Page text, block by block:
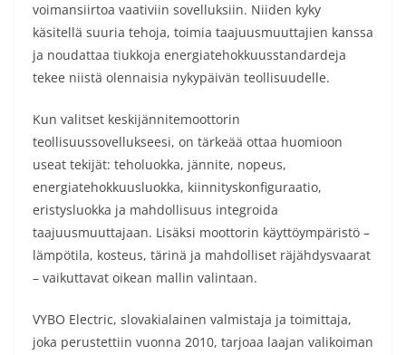
voimansiirtoa vaativiin sovelluksiin. Niiden kyky
käsitellä suuria tehoja, toimia taajuusmuuttajien kanssa
ja noudattaa tiukkoja energiatehokkuusstandardeja
tekee niistä olennaisia nykypäivän teollisuudelle.
Kun valitset keskijännitemoottorin
teollisuussovellukseesi, on tärkeää ottaa huomioon
useat tekijät: teholuokka, jännite, nopeus,
energiatehokkuusluokka, kiinnityskonfiguraatio,
eristysluokka ja mahdollisuus integroida
taajuusmuuttajaan. Lisäksi moottorin käyttöympäristö –
lämpötila, kosteus, tärinä ja mahdolliset räjähdysvaarat
– vaikuttavat oikean mallin valintaan.
VYBO Electric, slovakialainen valmistaja ja toimittaja,
joka perustettiin vuonna 2010, tarjoaa laajan valikoiman